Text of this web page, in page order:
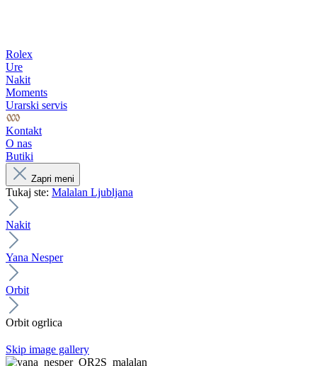
Rolex
Ure
Nakit
Moments
Urarski servis
Kontakt
O nas
Butiki
Zapri meni
Tukaj ste: Malalan Ljubljana
Nakit
Yana Nesper
Orbit
Orbit ogrlica
Skip image gallery